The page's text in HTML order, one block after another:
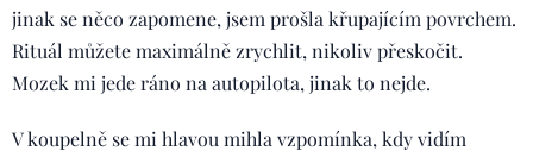
jinak se něco zapomene, jsem prošla křupajícím povrchem.
Rituál můžete maximálně zrychlit, nikoliv přeskočit.
Mozek mi jede ráno na autopilota, jinak to nejde.
V koupelně se mi hlavou mihla vzpomínka, kdy vidím